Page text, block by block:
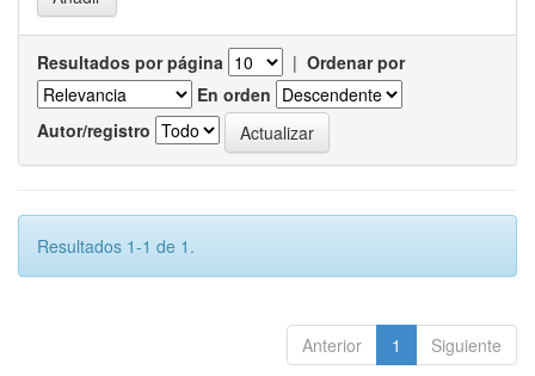
Resultados por página | Ordenar por
En orden
Autor/registro
Resultados 1-1 de 1.
Anterior 1 Siguiente